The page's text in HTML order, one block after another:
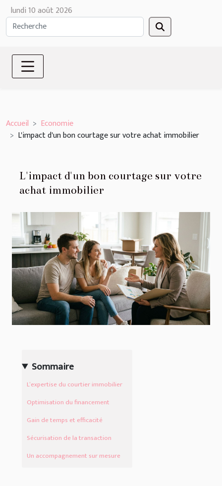
lundi 10 août 2026
Accueil
Economie
L'impact d'un bon courtage sur votre achat immobilier
L'impact d'un bon courtage sur votre
achat immobilier
Sommaire
L’expertise du courtier immobilier
Optimisation du financement
Gain de temps et efficacité
Sécurisation de la transaction
Un accompagnement sur mesure